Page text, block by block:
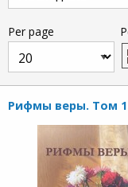
Per page
Рифмы веры. Том